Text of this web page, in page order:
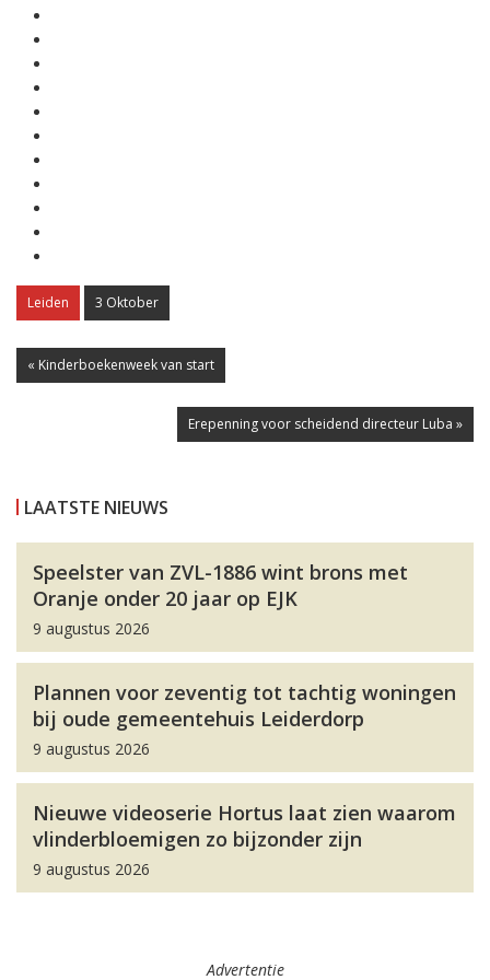
Leiden 3 Oktober
« Kinderboekenweek van start
Erepenning voor scheidend directeur Luba »
LAATSTE NIEUWS
Speelster van ZVL-1886 wint brons met
Oranje onder 20 jaar op EJK
9 augustus 2026
Plannen voor zeventig tot tachtig woningen
bij oude gemeentehuis Leiderdorp
9 augustus 2026
Nieuwe videoserie Hortus laat zien waarom
vlinderbloemigen zo bijzonder zijn
9 augustus 2026
Advertentie